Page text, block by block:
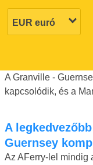
A Granville -
kapcsolódik, és a
A legkedvezőbb ár elérése a Granville
Guernsey
Az AFerry-lel mindig